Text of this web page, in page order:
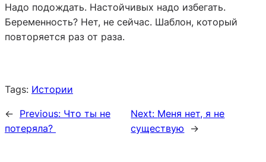
Надо подождать. Настойчивых надо избегать.
Беременность? Нет, не сейчас. Шаблон, который
повторяется раз от раза.
Tags: Истории
← Previous: Что ты не
потеряла?
Next: Меня нет, я не
существую
→